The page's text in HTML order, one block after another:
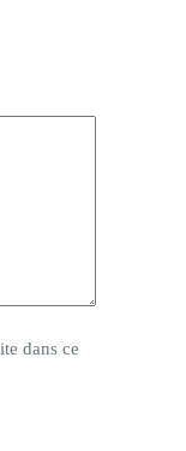
dans ce